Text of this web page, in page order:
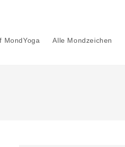
MondYoga Alle Mondzeichen